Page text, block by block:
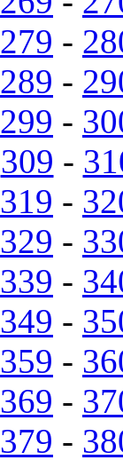
279 -
289 -
299 -
309 -
319 -
329 -
339 -
349 -
359 -
369 -
379 -